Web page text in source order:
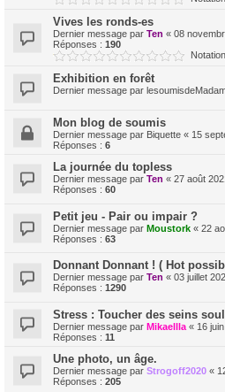
Vives les ronds-es
Dernier message par Ten « 08
Réponses : 190
Exhibition en forêt
Dernier message par
Mon blog de soumis
Dernier message par Biquette « 15
Réponses : 6
La journée du topless
Dernier message par Ten « 27 août
Réponses : 60
Petit jeu - Pair ou impair ?
Dernier message par Moustork « 22
Réponses : 63
Donnant Donnant ! ( Hot
Dernier message par Ten « 03 juillet
Réponses : 1290
Stress : Toucher des seins
Dernier message par Mikaellla « 16
Réponses : 11
Une photo, un âge.
Dernier message par Strogoff2020 «
Réponses : 205